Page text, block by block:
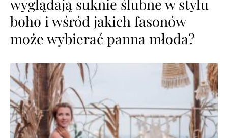
wyglądają suknie ślubne w stylu
boho i wśród jakich fasonów
może wybierać panna młoda?